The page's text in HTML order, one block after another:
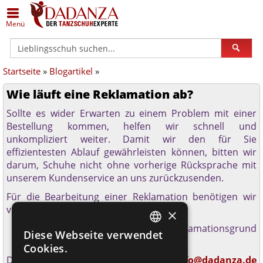
Menü
Zurück
Alle Damenschuhe
Geschlossene Schuhe
Offene Schuhe
Trainer
Gymnastik / Jazz
Orgelschuhe
Steppschuhe
Zurück
Schuhe in Silber
Schuhe in Bronze/Kupfer
Schuhe in Schwarz
Schuhe in Weiß
Schuhe - schmal
Schuhe Hallux geeignet
Schuhe flach
Zurück
Anna Kern
Bleyer
Bloch
Dance Art
Dancin Milano
Edward Moore
ExclusiveDanceShoes
Zurück
Alle Herrenschuhe
Klassische Herrenschuhe
Sneaker
Lateinschuhe
Gymnastik- / Jazzschuhe
Orgelschuhe
Steppschuhe
Zurück
Schuhe in Übergrößen
Schuhe (breit)
Schuhe (schmal)
Geteilte Sohle
Einlagengeeignet
Zurück
Dance Art
Diamant
Merlet
Nueva Epoca
Portdance
TopTanz
Werner Kern
Startseite » Blogartikel »
Wie läuft eine Reklamation ab?
Sollte es wider Erwarten zu einem Problem mit einer
Bestellung kommen, helfen wir schnell und
unkompliziert weiter. Damit wir den für Sie
effizientesten Ablauf gewährleisten können, bitten wir
darum, Schuhe nicht ohne vorherige Rücksprache mit
unserem Kundenservice an uns zurückzusenden.
Für die Bearbeitung einer Reklamation benötigen wir
vorab folgende Informationen:
Artikelnummer
Bestellnummer
Reklamationsgrund
Aussagekräftige Fotos des Mangels
Diese Angaben können per E-Mail an
info@dadanza.de
GERMAN
×
Diese Webseite verwendet
Cookies.